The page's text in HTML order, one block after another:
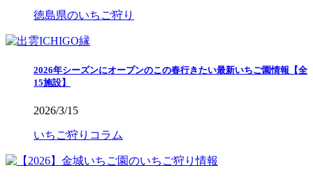
徳島県のいちご狩り
2026年シーズンにオープンのこの春行きたい最新いちご園情報【全
15施設】
2026/3/15
いちご狩りコラム